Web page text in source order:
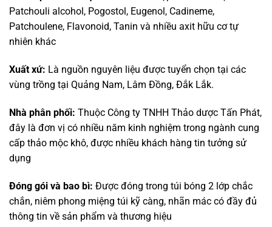
Patchouli alcohol, Pogostol, Eugenol, Cadineme,
Patchoulene, Flavonoid, Tanin và nhiều axit hữu cơ tự
nhiên khác
Xuất xứ: Là nguồn nguyên liệu được tuyển chọn tại các
vùng trồng tại Quảng Nam, Lâm Đồng, Đắk Lắk.
Nhà phân phối: Thuộc Công ty TNHH Thảo dược Tấn Phát,
đây là đơn vị có nhiều năm kinh nghiệm trong ngành cung
cấp thảo mộc khô, được nhiều khách hàng tin tưởng sử
dụng
Đóng gói và bao bì: Được đóng trong túi bóng 2 lớp chắc
chắn, niêm phong miệng túi kỹ càng, nhãn mác có đầy đủ
thông tin về sản phẩm và thương hiệu